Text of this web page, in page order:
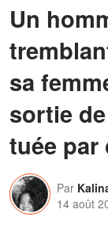
Un
sa
sortie
tuée par
Par
14 août